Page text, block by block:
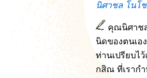
นิศาชล โนโ
คุณนิศาช
นิดของตนเอ
ท่านเปรียบไ
กสิณ ที่เราก